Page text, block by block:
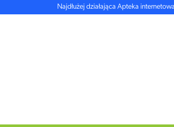
Najdłużej działająca Apteka